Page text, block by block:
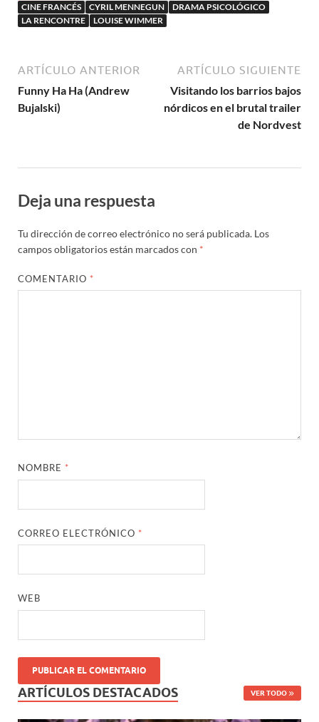
CINE FRANCÉS
CYRIL MENNEGUN
DRAMA PSICOLÓGICO
LA RENCONTRE
LOUISE WIMMER
ARTÍCULO ANTERIOR
Funny Ha Ha (Andrew
Bujalski)
ARTÍCULO SIGUIENTE
Visitando los barrios bajos
nórdicos en el brutal trailer
de Nordvest
Deja una respuesta
Tu dirección de correo electrónico no será publicada. Los
campos obligatorios están marcados con *
COMENTARIO *
NOMBRE *
CORREO ELECTRÓNICO *
WEB
ARTÍCULOS DESTACADOS VER TODO